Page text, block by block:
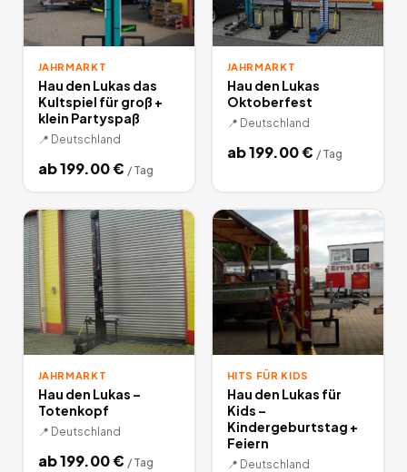
JAHRMARKT
Hau den Lukas das
Kultspiel für groß +
klein Partyspaß
📍 Deutschland
ab199.00€ / Tag
JAHRMARKT
Hau den Lukas
Oktoberfest
📍 Deutschland
ab199.00€ / Tag
JAHRMARKT
Hau den Lukas –
Totenkopf
📍 Deutschland
ab199.00€ / Tag
HITS FÜR KIDS
Hau den Lukas für
Kids –
Kindergeburtstag +
Feiern
📍 Deutschland